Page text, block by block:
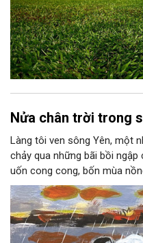
Nửa chân trời trong
Làng tôi ven sông Yên, một
chảy qua những bãi bồi
uốn cong cong, bốn mùa
hoàng hôn, khi nắng đã dịu
lại thẫm màu như có ai vừa